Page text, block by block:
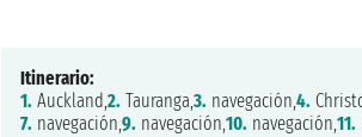
Itinerario:
1. Auckland,2. Tauranga,3. navegación,4.
7. navegación,9. navegación,10. navegación,11.